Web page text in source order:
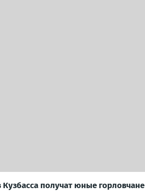
получат юные горловчане